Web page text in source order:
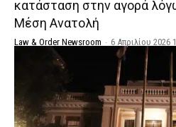
κατάσταση στην αγορά
Μέση Ανατολή
Law & Order Newsroom - 6 Απριλίου 2026